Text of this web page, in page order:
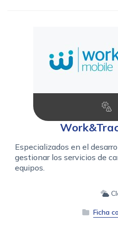
Especializados en el
gestionar los servicios de
equipos.
Ficha